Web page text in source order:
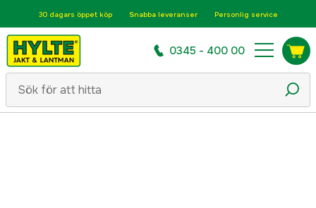
30 dagars öppet köp Snabba leveranser Personlig service
0345 - 400 00